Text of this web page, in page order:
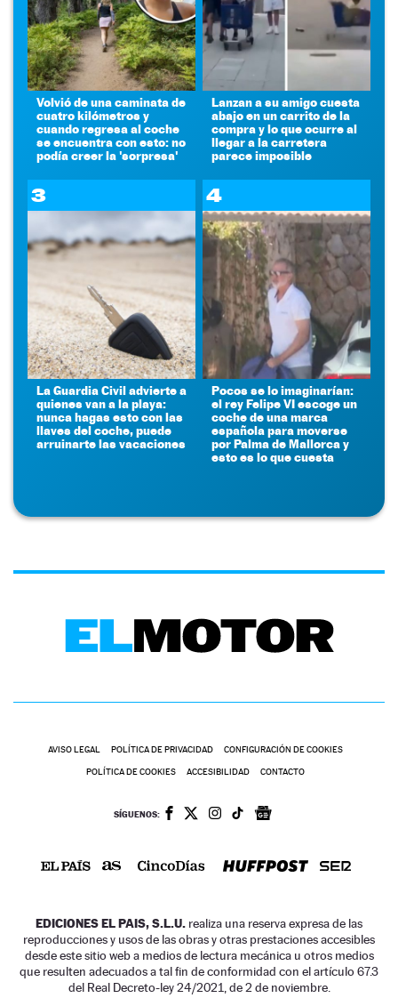
Volvió de una caminata de
cuatro kilómetros y
cuando regresa al coche
se encuentra con esto: no
podía creer la 'sorpresa'
Lanzan a su amigo cuesta
abajo en un carrito de la
compra y lo que ocurre al
llegar a la carretera
parece imposible
3
La Guardia Civil advierte a
quienes van a la playa:
nunca hagas esto con las
llaves del coche, puede
arruinarte las vacaciones
4
Pocos se lo imaginarían:
el rey Felipe VI escoge un
coche de una marca
española para moverse
por Palma de Mallorca y
esto es lo que cuesta
AVISO LEGAL POLÍTICA DE PRIVACIDAD CONFIGURACIÓN DE COOKIES
POLÍTICA DE COOKIES ACCESIBILIDAD CONTACTO
SÍGUENOS:
EDICIONES EL PAIS, S.L.U. realiza una reserva expresa de las
reproducciones y usos de las obras y otras prestaciones accesibles
desde este sitio web a medios de lectura mecánica u otros medios
que resulten adecuados a tal fin de conformidad con el artículo 67.3
del Real Decreto-ley 24/2021, de 2 de noviembre.